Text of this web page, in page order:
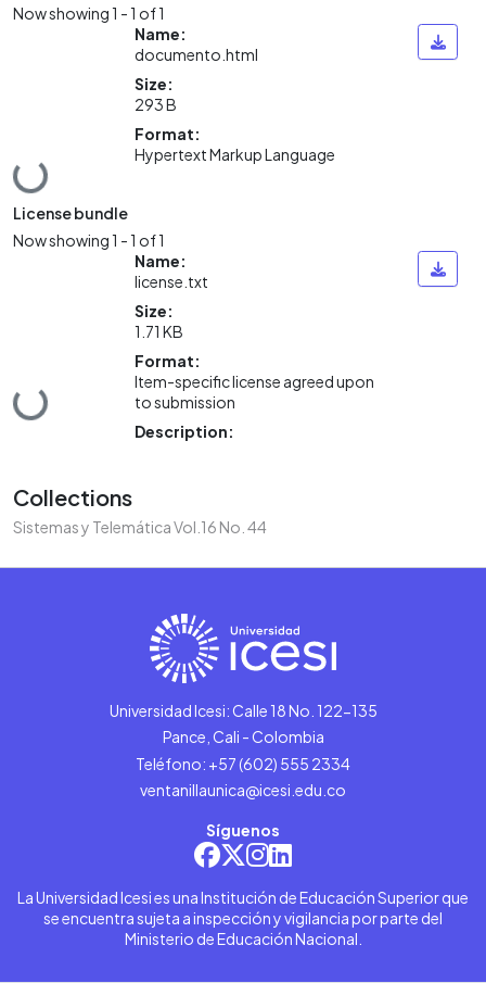
Now showing1 - 1 of 1
Loading...
Name:
documento.html
Size:
293 B
Format:
Hypertext Markup Language
License bundle
Now showing1 - 1 of 1
Loading...
Name:
license.txt
Size:
1.71 KB
Format:
Item-specific license agreed upon
to submission
Description:
Collections
Sistemas y Telemática Vol.16 No. 44
Universidad Icesi: Calle 18 No. 122-135
Pance, Cali - Colombia
Teléfono: +57 (602) 555 2334
ventanillaunica@icesi.edu.co
Síguenos
La Universidad Icesi es una Institución de Educación Superior que
se encuentra sujeta a inspección y vigilancia por parte del
Ministerio de Educación Nacional.